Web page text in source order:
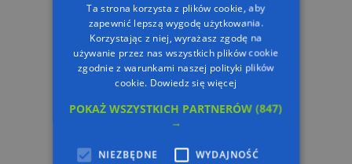
Ta strona korzysta z plików cookie, aby
zapewnić lepszą wygodę użytkowania.
Korzystając z niej, wyrażasz zgodę na
używanie przez nas wszystkich plików cookie
zgodnie z warunkami naszej polityki plików
cookie. Dowiedz się więcej
POKAŻ WSZYSTKICH PARTNERÓW(847)
→
NIEZBĘDNE WYDAJNOŚĆ